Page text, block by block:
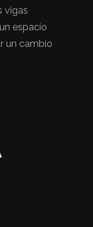
vigas
espacio
un cambio